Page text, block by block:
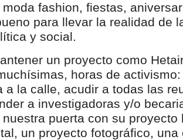
fashion, fiestas,
para llevar la realidad de
y social.
un proyecto como
horas de
a la calle, acudir a todas las
a investigadoras y/o
puerta con su proyecto
un proyecto fotográfico, una